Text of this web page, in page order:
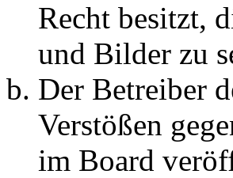
Recht besitzt,
und Bilder zu
Der Betreiber
Verstößen
im Board